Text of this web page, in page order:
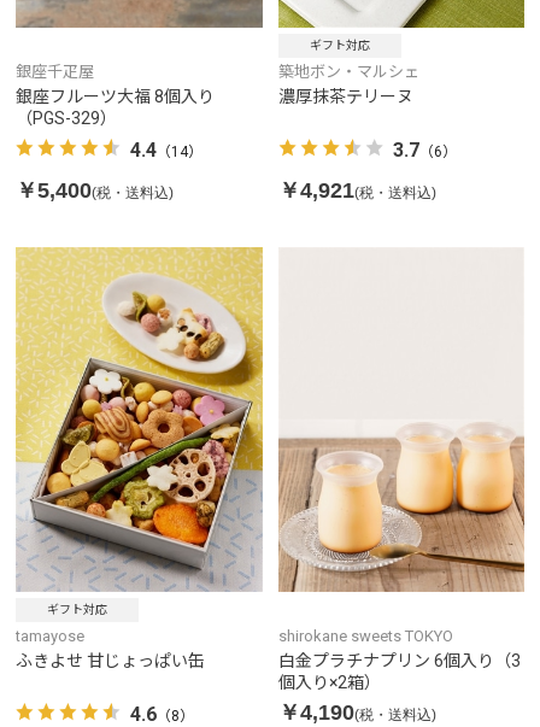
銀座千疋屋
銀座フルーツ大福 8個入り
（PGS-329）
4.4 （14）
￥5,400(税・送料込)
ギフト対応
築地ボン・マルシェ
濃厚抹茶テリーヌ
3.7（6）
￥4,921(税・送料込)
ギフト対応
tamayose
ふきよせ 甘じょっぱい缶
4.6 （8）
shirokane sweets TOKYO
白金プラチナプリン 6個入り（3
個入り×2箱）
￥4,190(税・送料込)